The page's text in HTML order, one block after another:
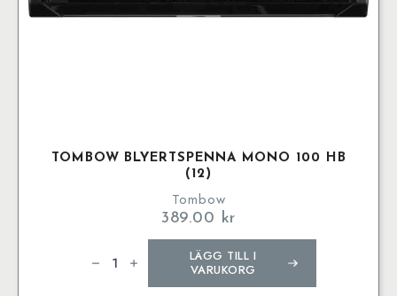
TOMBOW BLYERTSPENNA MONO 100 HB
(12)
Tombow
389.00 kr
blyertspenna
MONO
LÄGG TILL I
VARUKORG